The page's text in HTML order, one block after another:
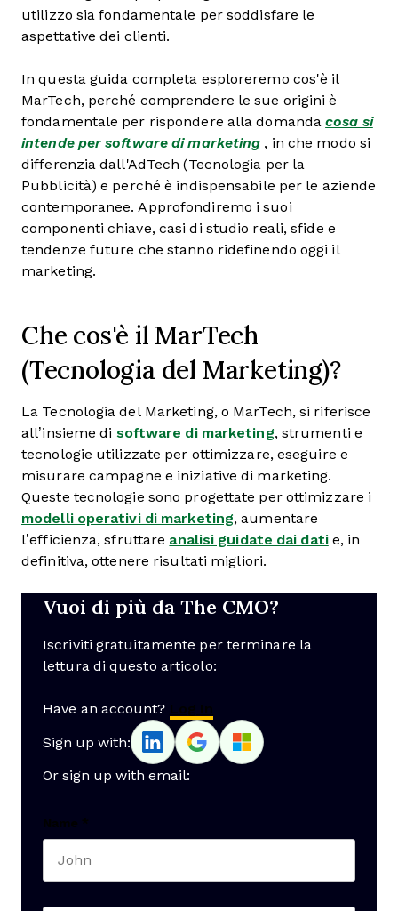
utilizzo sia fondamentale per soddisfare le
aspettative dei clienti.
In questa guida completa esploreremo cos'è il
MarTech, perché comprendere le sue origini è
fondamentale per rispondere alla domandacosa si
intende per software di marketing , in che modo si
differenzia dall'AdTech (Tecnologia per la
Pubblicità) e perché è indispensabile per le aziende
contemporanee. Approfondiremo i suoi
componenti chiave, casi di studio reali, sfide e
tendenze future che stanno ridefinendo oggi il
marketing.
Che cos'è il MarTech
(Tecnologia del Marketing)?
La Tecnologia del Marketing, o MarTech, si riferisce
all’insieme di software di marketing, strumenti e
tecnologie utilizzate per ottimizzare, eseguire e
misurare campagne e iniziative di marketing.
Queste tecnologie sono progettate per ottimizzare i
modelli operativi di marketing, aumentare
l’efficienza, sfruttare analisi guidate dai datie, in
definitiva, ottenere risultati migliori.
Vuoi di più da The CMO?
Iscriviti gratuitamente per terminare la
lettura di questo articolo:
Have an account? Log In
Sign up with:
Or sign up with email:
Name *